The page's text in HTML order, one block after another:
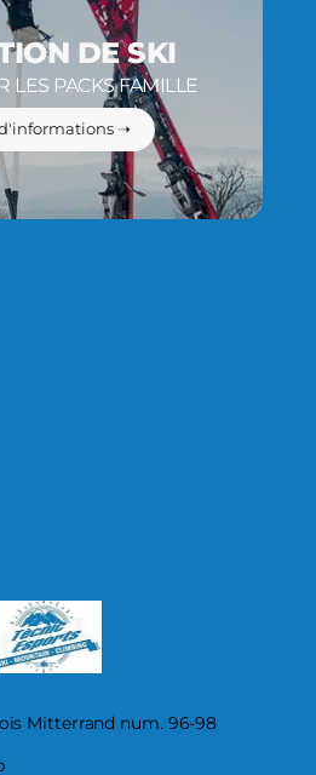
DE SKI
LES PACKS FAMILLE
➝
Mitterrand num. 96-98